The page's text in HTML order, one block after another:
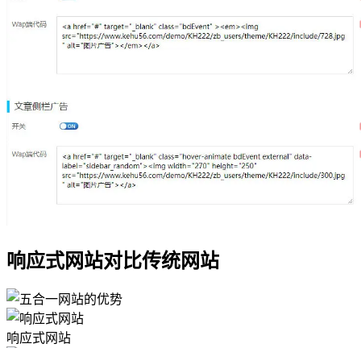
响应式网站对比传统网站
响应式网站